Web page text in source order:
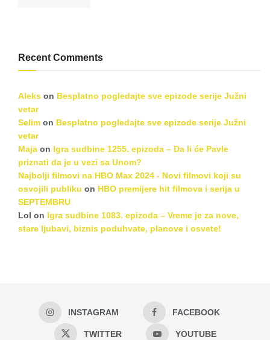
Recent Comments
Aleks on Besplatno pogledajte sve epizode serije Južni
vetar
Selim on Besplatno pogledajte sve epizode serije Južni
vetar
Maja on Igra sudbine 1255. epizoda – Da li će Pavle
priznati da je u vezi sa Unom?
Najbolji filmovi na HBO Max 2024 - Novi filmovi koji su
osvojili publiku on HBO premijere hit filmova i serija u
SEPTEMBRU
Lol on Igra sudbine 1083. epizoda – Vreme je za nove,
stare ljubavi, biznis poduhvate, planove i osvete!
INSTAGRAM FACEBOOK
TWITTER YOUTUBE